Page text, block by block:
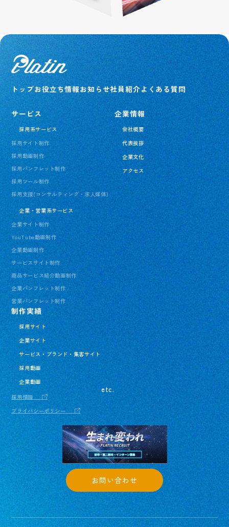
お問い合わせ
トップお役立ち情報お知らせ社員紹介よくある質問
サービス
採用系サービス
採用サイト制作
採用動画制作
採用パンフレット制作
採用ツール制作
採用支援(コンサルティング・求人媒体)
企業・営業系サービス
企業サイト制作
YouTube動画制作
企業動画制作
サービスサイト制作
商品サービス紹介動画制作
企業パンフレット制作
営業パンフレット制作
企業情報
会社概要
代表挨拶
企業文化
アクセス
制作実績
採用サイト
企業サイト
サービス・ブランド・集客サイト
採用動画
企業動画
etc.
採用情報
プライバシーポリシー